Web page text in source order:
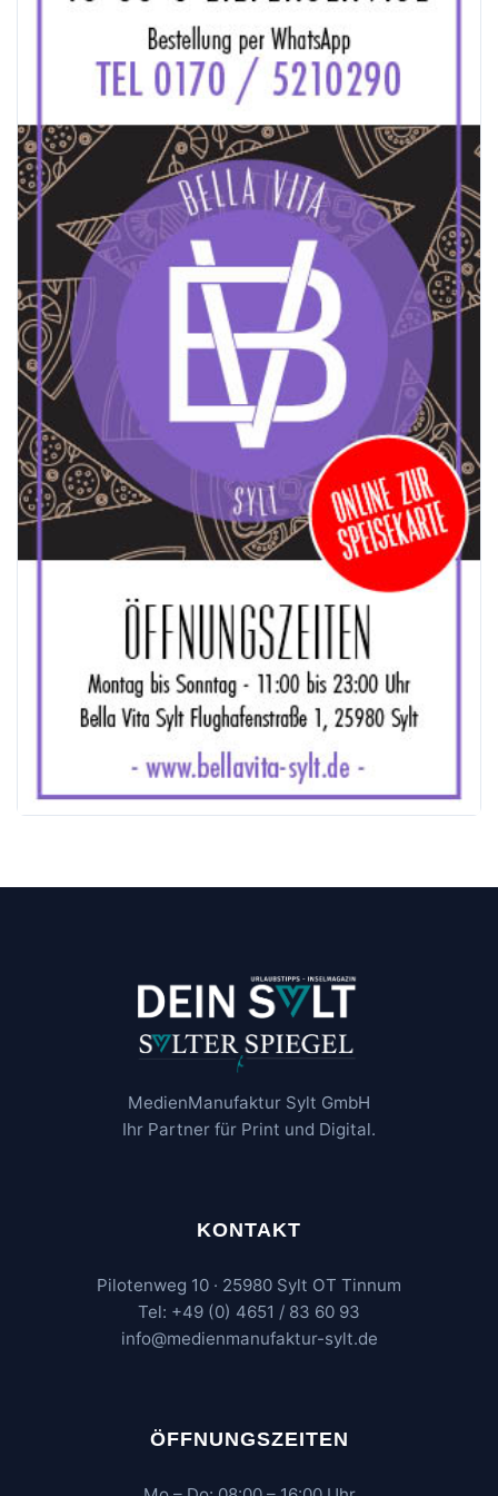
MedienManufaktur Sylt GmbH
Ihr Partner für Print und Digital.
KONTAKT
Pilotenweg 10 · 25980 Sylt OT Tinnum
Tel: +49 (0) 4651 / 83 60 93
info@medienmanufaktur-sylt.de
ÖFFNUNGSZEITEN